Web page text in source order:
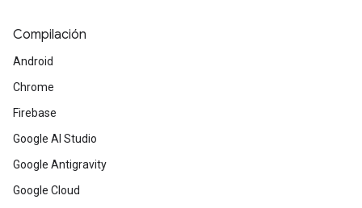
Compilación
Android
Chrome
Firebase
Google AI Studio
Google Antigravity
Google Cloud